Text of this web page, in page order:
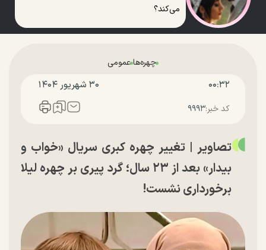
می‌کند؟
چهره‌هاعمومی
۰۰:۳۲ ۳۰ شهريور ۱۴۰۴
کد خبر:۹۹۹۳
تصاویر | تغییر چهره کبری سریال «خواب و
بیدار» بعد از ۲۳ سال؛ گرد پیری بر چهره لیلا
برخورداری نشست!